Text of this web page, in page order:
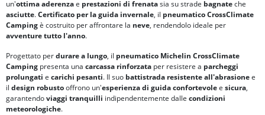
un'ottima aderenzae prestazioni di frenatasia su strade bagnateche
asciutte.Certificato per la guida invernale, il pneumatico CrossClimate
Campingè costruito per affrontare la neve, rendendolo ideale per
avventure tutto l'anno.
Progettato perdurare a lungo, il pneumatico Michelin CrossClimate
Camping presenta una carcassa rinforzata per resistere a parcheggi
prolungati e carichi pesanti. Il suo battistrada resistente all'abrasionee
il design robustooffrono un'esperienza di guida confortevolee sicura,
garantendoviaggi tranquilli indipendentemente dalle condizioni
meteorologiche.